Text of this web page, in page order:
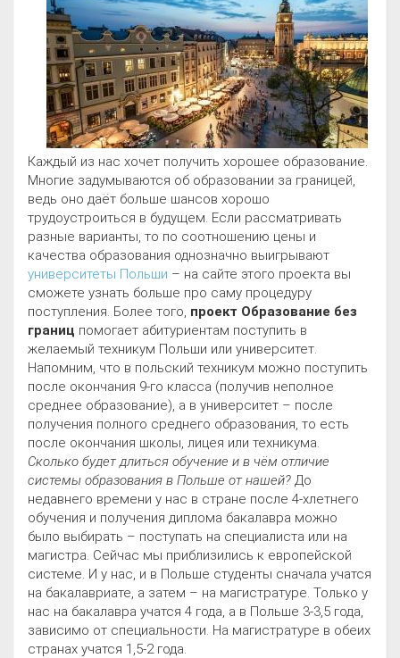
Каждый из нас хочет получить хорошее образование.
Многие задумываются об образовании за границей,
ведь оно даёт больше шансов хорошо
трудоустроиться в будущем. Если рассматривать
разные варианты, то по соотношению цены и
качества образования однозначно выигрывают
университеты Польши – на сайте этого проекта вы
сможете узнать больше про саму процедуру
поступления. Более того, проект Образование без
границ помогает абитуриентам поступить в
желаемый техникум Польши или университет.
Напомним, что в польский техникум можно поступить
после окончания 9-го класса (получив неполное
среднее образование), а в университет – после
получения полного среднего образования, то есть
после окончания школы, лицея или техникума.
Сколько будет длиться обучение и в чём отличие
системы образования в Польше от нашей? До
недавнего времени у нас в стране после 4-хлетнего
обучения и получения диплома бакалавра можно
было выбирать – поступать на специалиста или на
магистра. Сейчас мы приблизились к европейской
системе. И у нас, и в Польше студенты сначала учатся
на бакалавриате, а затем – на магистратуре. Только у
нас на бакалавра учатся 4 года, а в Польше 3-3,5 года,
зависимо от специальности. На магистратуре в обеих
странах учатся 1,5-2 года.